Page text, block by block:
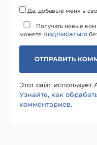
Да, добавьте меня в
Получать новые
можете подписаться
Этот сайт
Узнайте, как
комментариев.